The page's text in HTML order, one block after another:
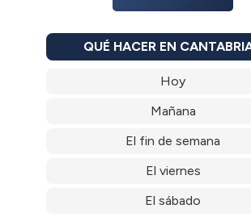
QUÉ HACER EN
Hoy
Mañana
El fin de semana
El viernes
El sábado